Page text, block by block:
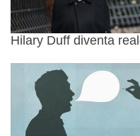
Hilary Duff diventa